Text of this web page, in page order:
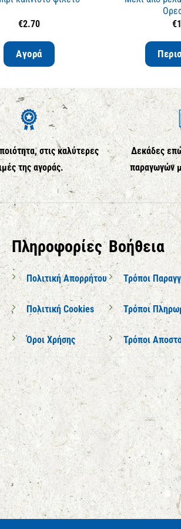
€2.70
Αγορά
€
στις καλύτερες
της αγοράς.
Δεκάδες
παραγωγών
Πληροφορίες
Πολιτική Απορρήτου
Πολιτική Cookies
Όροι Χρήσης
Βοήθεια
Τρόποι
Τρόποι
Τρόποι